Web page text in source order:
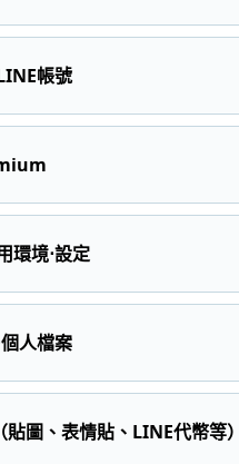
帳號
環境⋅設定
人檔案
圖、表情貼、LINE代幣等）